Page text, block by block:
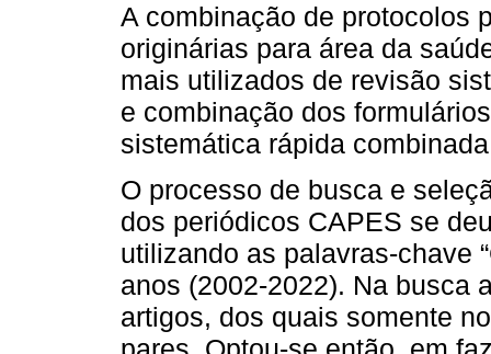
A combinação de protocolos
originárias para área da
mais utilizados de revisão
e combinação dos
sistemática rápida
O processo de busca e
dos periódicos CAPES se
utilizando as palavras-chave
anos (2002-2022). Na busca
artigos, dos quais somente